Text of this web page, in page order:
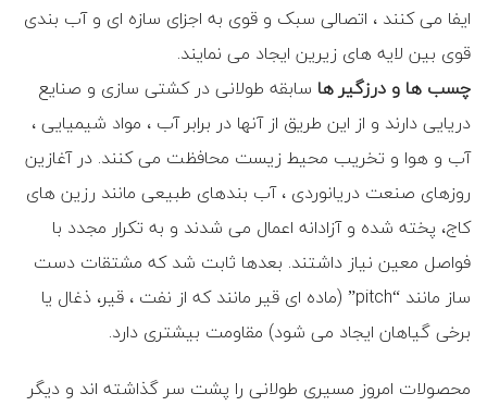
ایفا می کنند ، اتصالی سبک و قوی به اجزای سازه ای و آب بندی
قوی بین لایه های زیرین ایجاد می نمایند.
چسب ها و درزگیر ها سابقه طولانی در کشتی سازی و صنایع
دریایی دارند و از این طریق از آنها در برابر آب ، مواد شیمیایی ،
آب و هوا و تخریب محیط زیست محافظت می کنند. در آغازین
روزهای صنعت دریانوردی ، آب بندهای طبیعی مانند رزین های
کاج، پخته شده و آزادانه اعمال می شدند و به تکرار مجدد با
فواصل معین نیاز داشتند. بعدها ثابت شد که مشتقات دست
ساز مانند “pitch” (ماده ای قیر مانند که از نفت ، قیر، ذغال یا
برخی گیاهان ایجاد می شود) مقاومت بیشتری دارد.
محصولات امروز مسیری طولانی را پشت سر گذاشته اند و دیگر